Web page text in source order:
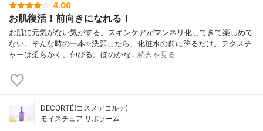
4.00
お肌復活！前向きになれる！
お肌に元気がない気がする。スキンケアがマンネリ化してきて楽しめて
ない。そんな時の一本✨洗顔したら、化粧水の前に塗るだけ。テクスチ
ャーは柔らかく、伸びる。ほのかな…続きを見る
DECORTÉ(コスメデコルテ)
モイスチュア リポソーム